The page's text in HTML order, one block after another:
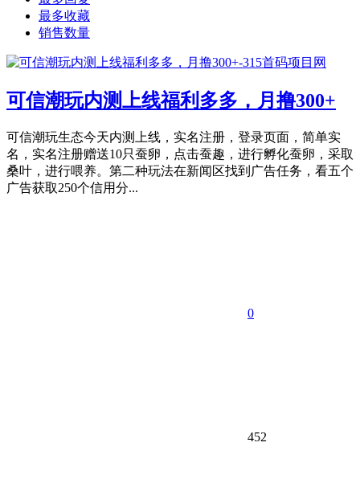
最多收藏
销售数量
可信潮玩内测上线福利多多，月撸300+
可信潮玩生态今天内测上线，实名注册，登录页面，简单实
名，实名注册赠送10只蚕卵，点击蚕趣，进行孵化蚕卵，采取
桑叶，进行喂养。第二种玩法在新闻区找到广告任务，看五个
广告获取250个信用分...
0
452